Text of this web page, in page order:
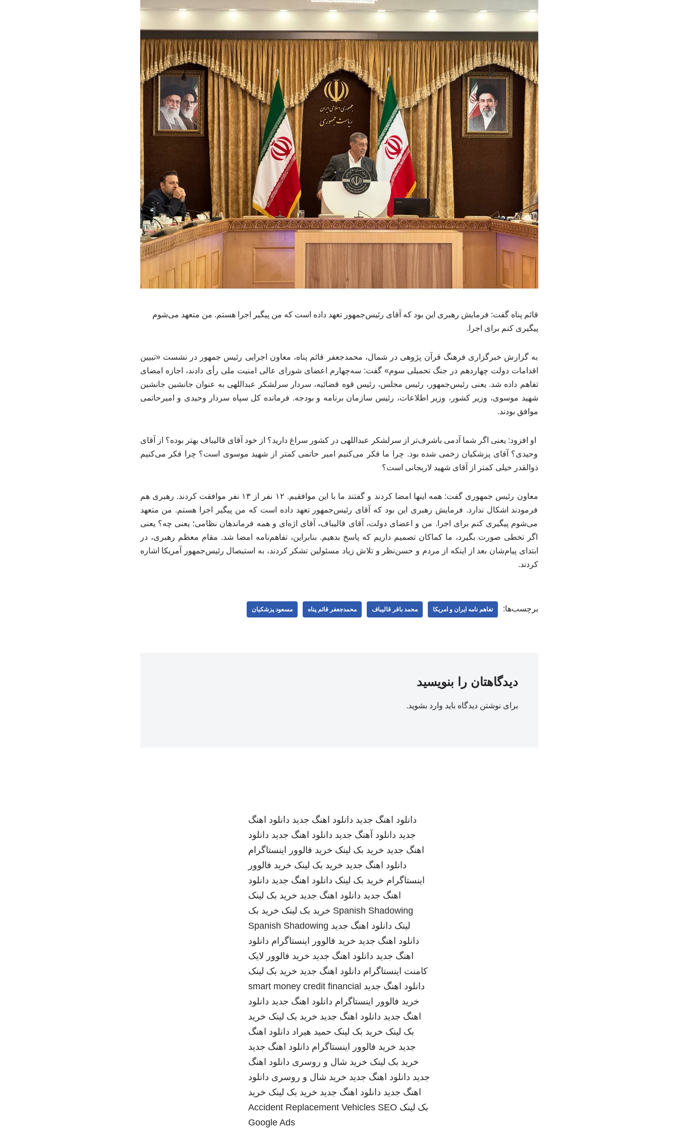
قائم پناه گفت: فرمایش رهبری این بود که آقای رئیس‌جمهور تعهد داده است که من پیگیر اجرا هستم. من متعهد می‌شوم
پیگیری کنم برای اجرا.
به گزارش خبرگزاری فرهنگ قرآن پژوهی در شمال، محمدجعفر قائم پناه، معاون اجرایی رئیس جمهور در نشست «تبیین
اقدامات دولت چهاردهم در جنگ تحمیلی سوم» گفت: سه‌چهارم اعضای شورای عالی امنیت ملی رأی دادند، اجازه امضای
تفاهم داده شد. یعنی رئیس‌جمهور، رئیس مجلس، رئیس قوه قضائیه، سردار سرلشکر عبداللهی به عنوان جانشین جانشین
شهید موسوی، وزیر کشور، وزیر اطلاعات، رئیس سازمان برنامه و بودجه. فرمانده کل سپاه سردار وحیدی و امیرحاتمی
موافق بودند.
او افزود: یعنی اگر شما آدمی باشرف‌تر از سرلشکر عبداللهی در کشور سراغ دارید؟ از خود آقای قالیباف بهتر بوده؟ از آقای
وحیدی؟ آقای پزشکیان زخمی شده بود. چرا ما فکر می‌کنیم امیر حاتمی کمتر از شهید موسوی است؟ چرا فکر می‌کنیم
ذوالقدر خیلی کمتر از آقای شهید لاریجانی است؟
معاون رئیس جمهوری گفت: همه اینها امضا کردند و گفتند ما با این موافقیم. ۱۲ نفر از ۱۳ نفر موافقت کردند. رهبری هم
فرمودند اشکال ندارد. فرمایش رهبری این بود که آقای رئیس‌جمهور تعهد داده است که من پیگیر اجرا هستم. من متعهد
می‌شوم پیگیری کنم برای اجرا. من و اعضای دولت، آقای قالیباف، آقای اژه‌ای و همه فرماندهان نظامی؛ یعنی چه؟ یعنی
اگر تخطی صورت بگیرد، ما کماکان تصمیم داریم که پاسخ بدهیم. بنابراین، تفاهم‌نامه امضا شد. مقام معظم رهبری، در
ابتدای پیام‌شان بعد از اینکه از مردم و حسن‌نظر و تلاش زیاد مسئولین تشکر کردند، به استیصال رئیس‌جمهور آمریکا اشاره
کردند.
برچسب‌ها: تفاهم نامه ایران و امریکا محمد باقر قالیباف محمدجعفر قائم پناه مسعود پزشکیان
دیدگاهتان را بنویسید
برای نوشتن دیدگاه باید وارد بشوید.
دانلود اهنگ جدید دانلود اهنگ جدید دانلود اهنگ
جدید دانلود آهنگ جدید دانلود اهنگ جدید دانلود
اهنگ جدید خرید بک لینک خرید فالوور اینستاگرام
دانلود اهنگ جدید خرید بک لینک خرید فالوور
اینستاگرام خرید بک لینک دانلود اهنگ جدید دانلود
اهنگ جدید دانلود اهنگ جدید خرید بک لینک
Spanish Shadowing خرید بک لینک خرید بک
لینک دانلود اهنگ جدید Spanish Shadowing
دانلود اهنگ جدید خرید فالوور اینستاگرام دانلود
اهنگ جدید دانلود اهنگ جدید خرید فالوور لایک
کامنت اینستاگرام دانلود اهنگ جدید خرید بک لینک
دانلود اهنگ جدید smart money credit financial
خرید فالوور اینستاگرام دانلود اهنگ جدید دانلود
اهنگ جدید دانلود اهنگ جدید خرید بک لینک خرید
بک لینک خرید بک لینک حمید هیراد دانلود اهنگ
جدید خرید فالوور اینستاگرام دانلود اهنگ جدید
خرید بک لینک خرید شال و روسری دانلود اهنگ
جدید دانلود اهنگ جدید خرید شال و روسری دانلود
اهنگ جدید دانلود اهنگ جدید خرید بک لینک خرید
بک لینک
Accident Replacement Vehicles SEO
Google Ads